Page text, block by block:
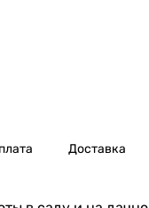
Доставка